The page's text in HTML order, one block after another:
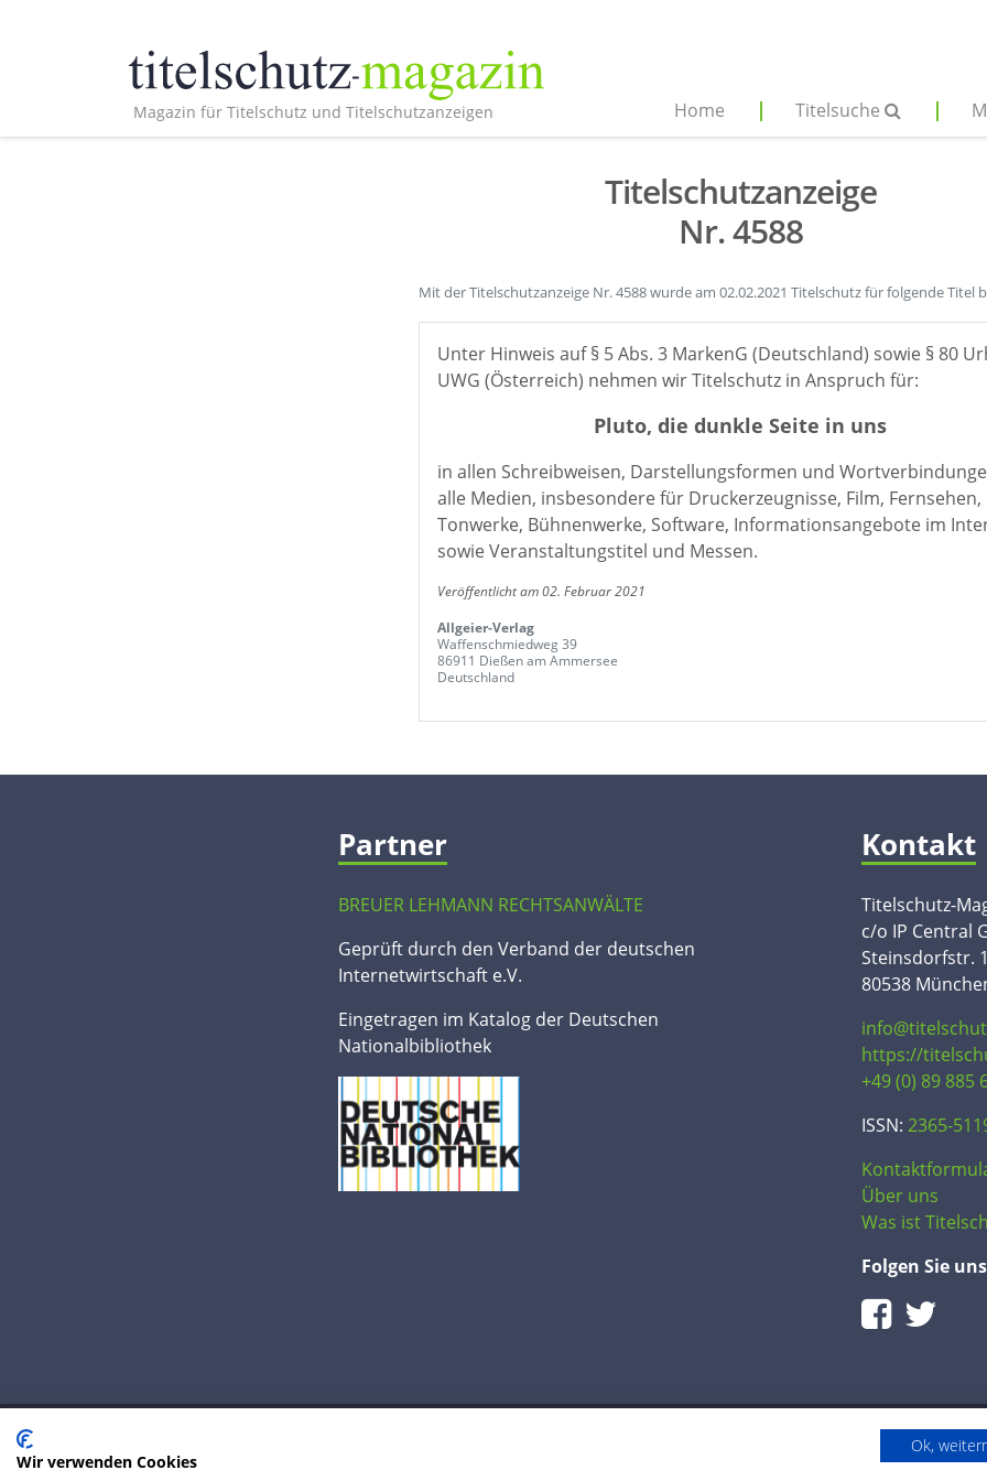
Magazin für Titelschutz und Titelschutzanzeigen Home Titelsuche
Titelschutzanzeige
Nr. 4588
Mit der Titelschutzanzeige Nr. 4588 wurde am 02.02.2021 Titelschutz für folgende Titel
Unter Hinweis auf § 5 Abs. 3 MarkenG (Deutschland) sowie § 80
UWG (Österreich) nehmen wir Titelschutz in Anspruch für:
Pluto, die dunkle Seite in uns
in allen Schreibweisen, Darstellungsformen und
alle Medien, insbesondere für Druckerzeugnisse, Film, Fernsehen,
Tonwerke, Bühnenwerke, Software, Informationsangebote im
sowie Veranstaltungstitel und Messen.
Veröffentlicht am 02. Februar 2021
Allgeier-Verlag
Waffenschmiedweg 39
86911 Dießen am Ammersee
Deutschland
Partner
BREUER LEHMANN RECHTSANWÄLTE
Geprüft durch den Verband der deutschen
Internetwirtschaft e.V.
Eingetragen im Katalog der Deutschen
Nationalbibliothek
Kontakt
Titelschutz-
c/o IP Central
Steinsdorfstr.
80538
https://
+49 (0) 89 885
ISSN: 2365-
Über uns
Was ist
Folgen Sie uns
© 2020 IP Central GmbH
Wir verwenden Cookies
Ok,